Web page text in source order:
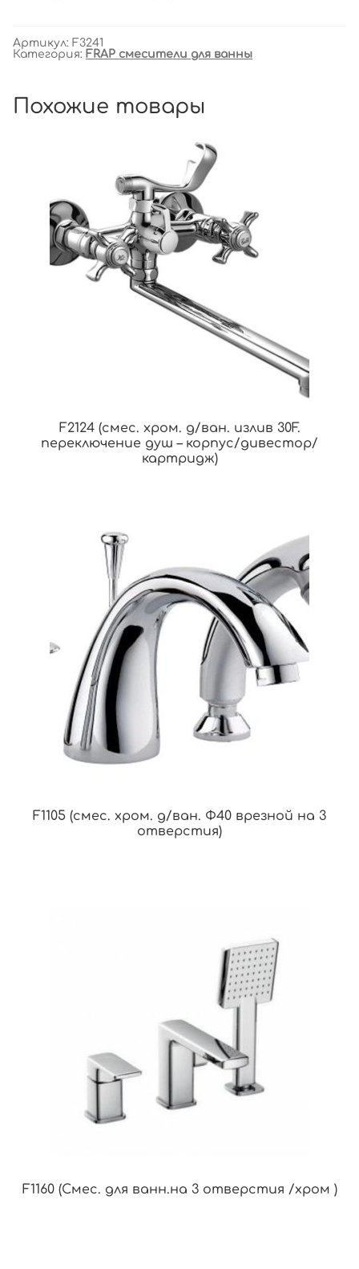
Артикул: F3241
Категория: FRAP смесители для ванны
Похожие товары
F2124 (смес. хром. д/ван. излив 30F.
переключение душ – корпус/дивестор/
картридж)
F1105 (смес. хром. д/ван. Ф40 врезной на 3
отверстия)
F1160 (Смес. для ванн.на 3 отверстия /хром )